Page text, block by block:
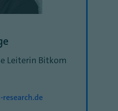
Leiterin Bitkom